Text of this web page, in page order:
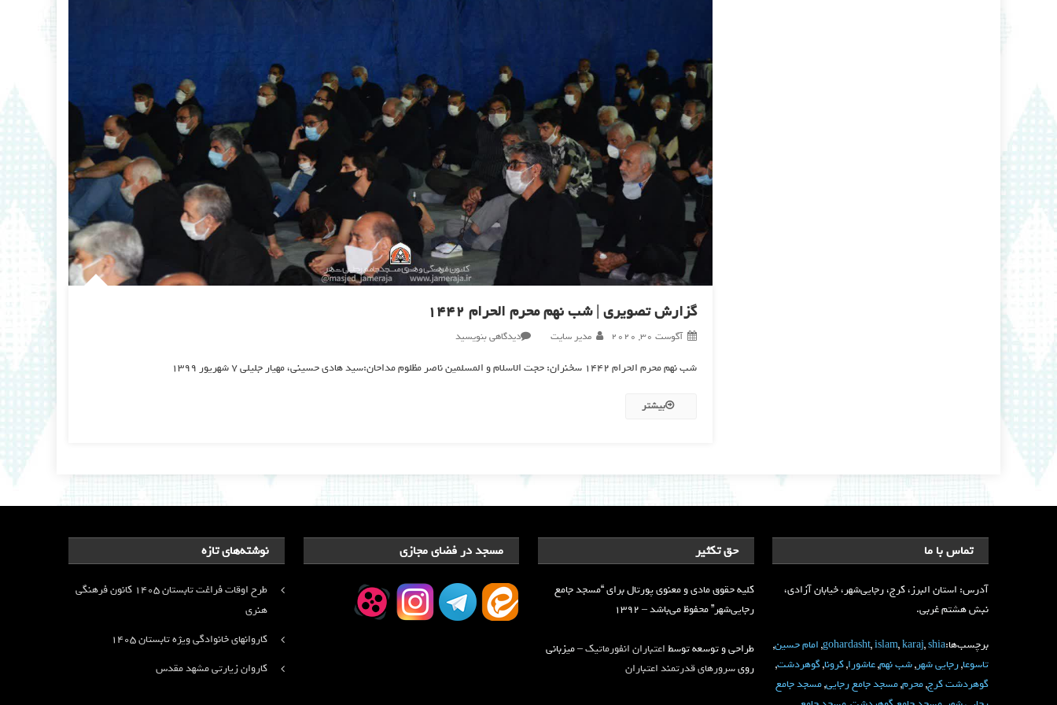
گزارش تصویری | شب نهم محرم الحرام ۱۴۴۲
آگوست 30, 2020 مدیر سایت دیدگاهی بنویسید
تصویری
۱۴۴۲
شب نهم محرم الحرام ۱۴۴۲ سخنران: حجت الاسلام و المسلمین ناصر مظلوم مداحان:سید هادی حسینی، مهیار جلیلی ۷ شهریور ۱۳۹۹
بیشتر
نوشته‌های تازه
طرح اوقات فراغت تابستان ۱۴۰۵ کانون فرهنگی
هنری
کاروانهای خانوادگی ویژه تابستان ۱۴۰۵
کاروان زیارتی مشهد مقدس
مسجد در فضای مجازی حق تکثیر
کلیه حقوق مادی و معنوی پورتال برای “مسجد جامع
رجایی‌شهر” محفوظ می‌باشد – ۱۳۹۲
طراحی و توسعه توسطاعتباران انفورماتیک– میزبانی
رویسرورهای قدرتمند اعتباران
تماس با ما
آدرس: استان البرز، کرج، رجایی‌شهر، خیابان آزادی،
نبش هشتم غربی.
برچسب‌ها: gohardasht,islam,karaj,shia
,امام حسین,
تاسوعا,رجایی شهر,شب نهم,عاشورا,کرونا,گوهردشت,
گوهردشت کرج,محرم,مسجد جامع رجایی,مسجد جامع